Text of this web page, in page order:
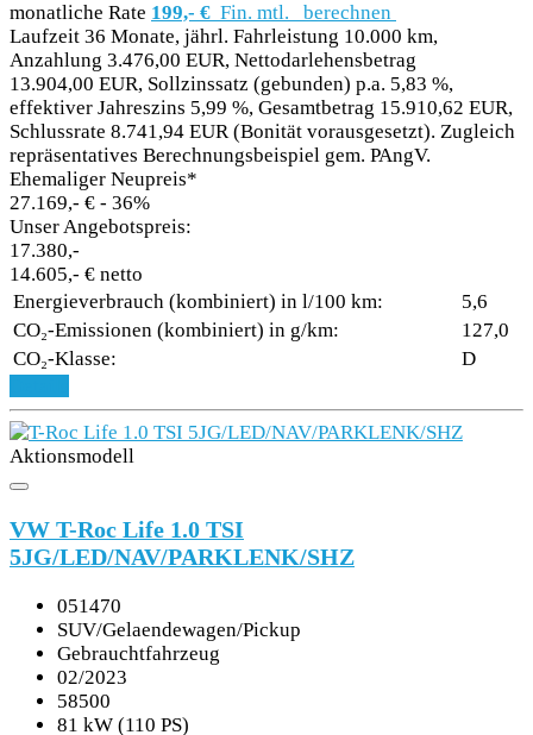
monatliche Rate 199,- € Fin. mtl.
berechnen
Laufzeit 36 Monate, jährl. Fahrleistung 10.000 km,
Anzahlung 3.476,00 EUR, Nettodarlehensbetrag
13.904,00 EUR, Sollzinssatz (gebunden) p.a. 5,83 %,
effektiver Jahreszins 5,99 %, Gesamtbetrag 15.910,62 EUR,
Schlussrate 8.741,94 EUR (Bonität vorausgesetzt). Zugleich
repräsentatives Berechnungsbeispiel gem. PAngV.
Ehemaliger Neupreis*
27.169,- € - 36%
Unser Angebotspreis:
17.380,-
14.605,- € netto
Energieverbrauch (kombiniert) in l/100 km:
5,6
CO₂-Emissionen (kombiniert) in g/km:
127,0
CO₂-Klasse:
D
Aktionsmodell
VW T-Roc Life 1.0 TSI
5JG/LED/NAV/PARKLENK/SHZ
051470
SUV/Gelaendewagen/Pickup
Gebrauchtfahrzeug
02/2023
58500
81 kW (110 PS)